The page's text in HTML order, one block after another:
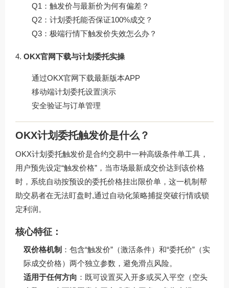
Q1：触发价与最新价为何有偏差？
Q2：计划委托能否保证100%成交？
Q3：极端行情下触发价失效怎么办？
OKX官网下载与计划委托实操
通过OKX官网下载最新版本APP
移动端计划委托设置演示
安全验证与订单管理
OKX计划委托触发价是什么？
OKX计划委托触发价是合约交易中一种高级条件单工具，
用户预先设定“触发价格”，当市场最新成交价达到该价格
时，系统自动按预设的委托价格挂出限价单，这一机制帮
助交易者在无法盯盘时,通过自动化策略捕捉突破行情或锁
定利润。
核心特征：
双价格机制 ：包含“触发价”（激活条件）和“委托价”（实
际成交价格）两个独立参数，避免滑点风险。
适用于任何方向 ：既可设置买入开多或买入平空（空头